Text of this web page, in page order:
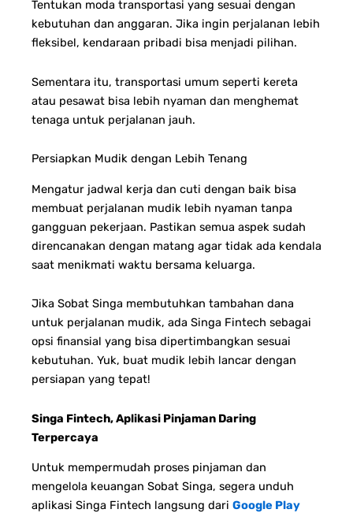
Tentukan moda transportasi yang sesuai dengan
kebutuhan dan anggaran. Jika ingin perjalanan lebih
fleksibel, kendaraan pribadi bisa menjadi pilihan.
Sementara itu, transportasi umum seperti kereta
atau pesawat bisa lebih nyaman dan menghemat
tenaga untuk perjalanan jauh.
Persiapkan Mudik dengan Lebih Tenang
Mengatur jadwal kerja dan cuti dengan baik bisa
membuat perjalanan mudik lebih nyaman tanpa
gangguan pekerjaan. Pastikan semua aspek sudah
direncanakan dengan matang agar tidak ada kendala
saat menikmati waktu bersama keluarga.
Jika Sobat Singa membutuhkan tambahan dana
untuk perjalanan mudik, ada Singa Fintech sebagai
opsi finansial yang bisa dipertimbangkan sesuai
kebutuhan. Yuk, buat mudik lebih lancar dengan
persiapan yang tepat!
Singa Fintech, Aplikasi Pinjaman Daring
Terpercaya
Untuk mempermudah proses pinjaman dan
mengelola keuangan Sobat Singa, segera unduh
aplikasi Singa Fintech langsung dari Google Play